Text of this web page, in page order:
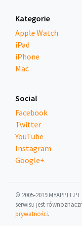
Kategorie
Apple Watch
iPad
iPhone
Mac
Social
Facebook
Twitter
YouTube
Instagram
Google+
© 2005-2019
serwisu jest
prywatności.